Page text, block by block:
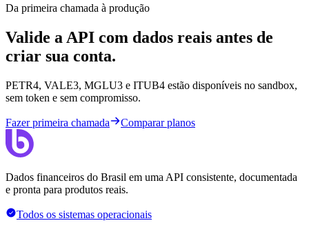
Da primeira chamada à produção
Valide a API com dados reais antes de
criar sua conta.
PETR4, VALE3, MGLU3 e ITUB4 estão disponíveis no sandbox,
sem token e sem compromisso.
Fazer primeira chamada Comparar planos
Dados financeiros do Brasil em uma API consistente, documentada
e pronta para produtos reais.
Todos os sistemas operacionais